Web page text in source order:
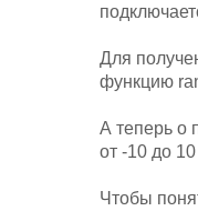
Для
функцию
А теперь о
от -10 до
Чтобы